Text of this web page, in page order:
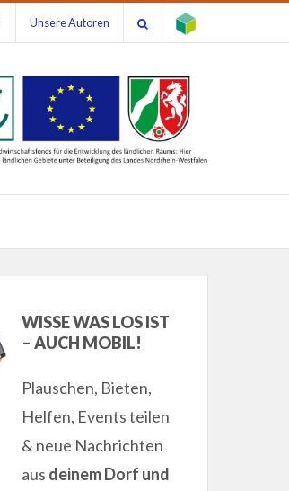
Unsere Autoren
WISSE WAS LOS IST
– AUCH MOBIL!
Plauschen, Bieten,
Helfen, Events teilen
& neue Nachrichten
aus deinem Dorf und